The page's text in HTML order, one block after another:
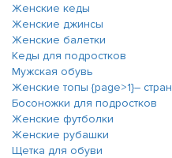
Женские кеды
Женские джинсы
Женские балетки
Кеды для подростков
Мужская обувь
Женские топы {page>1}―
Босоножки для подростков
Женские футболки
Женские рубашки
Щетка для обуви